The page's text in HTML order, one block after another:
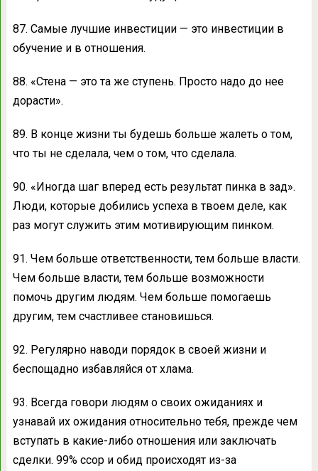
87. Самые лучшие инвестиции — это инвестиции в
обучение и в отношения.
88. «Стена — это та же ступень. Просто надо до нее
дорасти».
89. В конце жизни ты будешь больше жалеть о том,
что ты не сделала, чем о том, что сделала.
90. «Иногда шаг вперед есть результат пинка в зад».
Люди, которые добились успеха в твоем деле, как
раз могут служить этим мотивирующим пинком.
91. Чем больше ответственности, тем больше власти.
Чем больше власти, тем больше возможности
помочь другим людям. Чем больше помогаешь
другим, тем счастливее становишься.
92. Регулярно наводи порядок в своей жизни и
беспощадно избавляйся от хлама.
93. Всегда говори людям о своих ожиданиях и
узнавай их ожидания относительно тебя, прежде чем
вступать в какие-либо отношения или заключать
сделки. 99% ссор и обид происходят из-за